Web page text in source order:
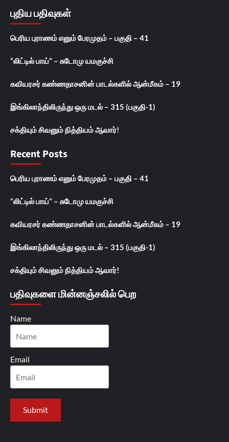
புதிய பதிவுகள்
பெரிய புராணம் எனும் பேரமுதம் – பகுதி – 41
“லிட்டில் பாய்” – சுடோமு யமகுச்சி
கவியரசர் கண்ணதாசனின் பாடல்களில் ஆன்மீகம் – 19
இங்கிலாந்திலிருந்து ஒரு மடல் – 315 (பகுதி-1)
சக்தியும் சிவனும் நித்தியம் ஆவார்!
Recent Posts
பெரிய புராணம் எனும் பேரமுதம் – பகுதி – 41
“லிட்டில் பாய்” – சுடோமு யமகுச்சி
கவியரசர் கண்ணதாசனின் பாடல்களில் ஆன்மீகம் – 19
இங்கிலாந்திலிருந்து ஒரு மடல் – 315 (பகுதி-1)
சக்தியும் சிவனும் நித்தியம் ஆவார்!
பதிவுகளை மின்னஞ்சலில் பெற
Name
Email